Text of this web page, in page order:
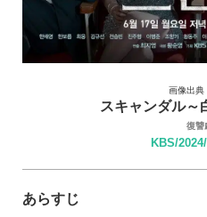
画像出典
スキャンダル～
復讐
KBS/
あらすじ